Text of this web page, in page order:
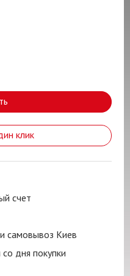
клик
счет
самовывоз Киев
дня покупки